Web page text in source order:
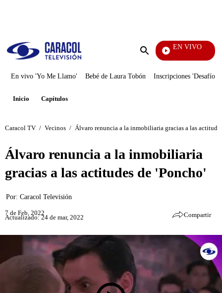
Enviar
EN VIVO
La Red
En vivo 'Yo Me Llamo' Bebé de Laura Tobón Inscripciones 'Desafío'
Inicio Capítulos
Caracol TV / Vecinos / Álvaro renuncia a la inmobiliaria gracias a las
Álvaro renuncia a la inmobiliaria
gracias a las actitudes de 'Poncho'
Por: Caracol Televisión
7 de Feb, 2022
Actualizado: 24 de mar, 2022 Compartir